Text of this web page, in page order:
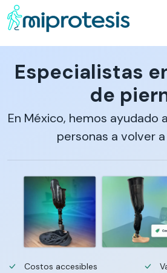
Especialistas
de
En México, hemos ayudado
personas a volver
Costos accesibles